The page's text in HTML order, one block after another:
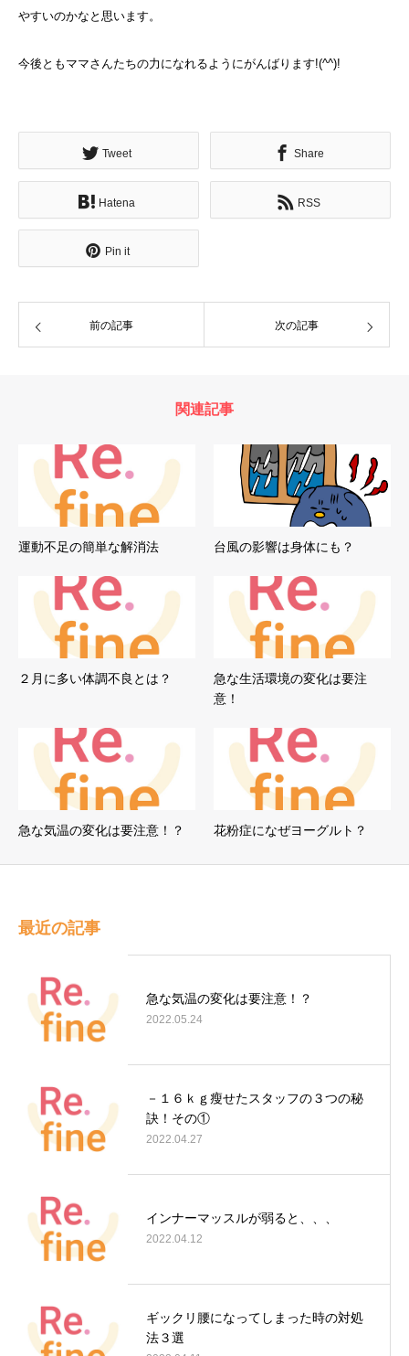
やすいのかなと思います。
今後ともママさんたちの力になれるようにがんばります!(^^)!
Tweet Share
Hatena RSS
Pin it
前の記事 次の記事
関連記事
運動不足の簡単な解消法 台風の影響は身体にも？
２月に多い体調不良とは？
急な生活環境の変化は要注
意！
急な気温の変化は要注意！？ 花粉症になぜヨーグルト？
最近の記事
急な気温の変化は要注意！？
2022.05.24
－１６ｋｇ瘦せたスタッフの３つの秘
訣！その①
2022.04.27
インナーマッスルが弱ると、、、
2022.04.12
ギックリ腰になってしまった時の対処
法３選